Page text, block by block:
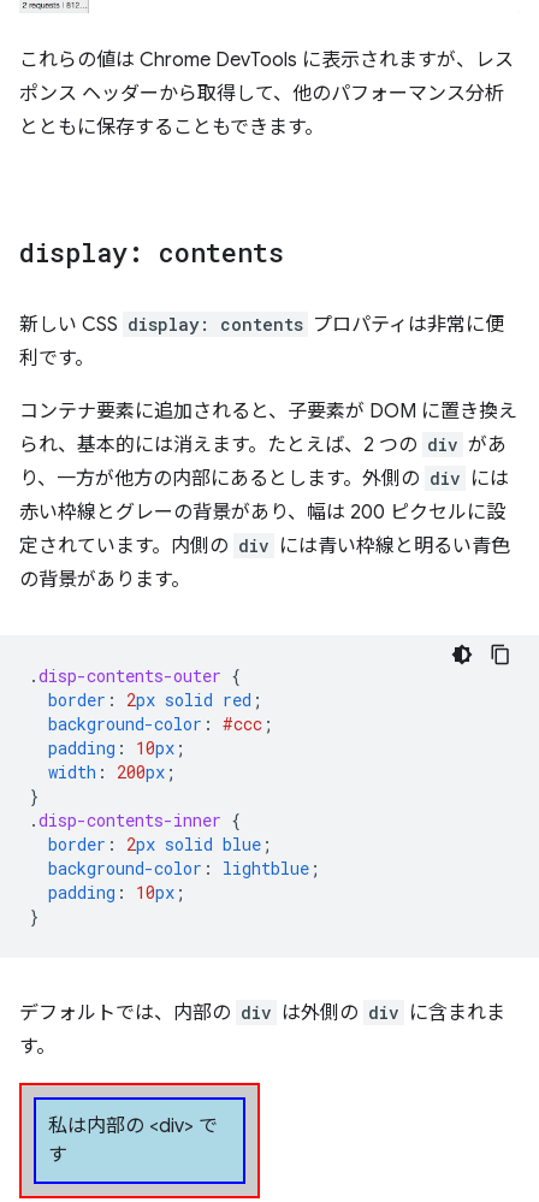
これらの値は Chrome DevTools に表示されますが、レス
ポンス ヘッダーから取得して、他のパフォーマンス分析
とともに保存することもできます。
display: contents
新しい CSS display: contents プロパティは非常に便
利です。
コンテナ要素に追加されると、子要素が DOM に置き換え
られ、基本的には消えます。たとえば、2 つの div があ
り、一方が他方の内部にあるとします。外側の div には
赤い枠線とグレーの背景があり、幅は 200 ピクセルに設
定されています。内側の div には青い枠線と明るい青色
の背景があります。
.disp-contents-outer {
border : 2px solid red ;
background-color : #ccc ;
padding : 10px ;
width : 200px ;
}
.disp-contents-inner {
border : 2px solid blue ;
background-color : lightblue ;
padding : 10px ;
}
デフォルトでは、内部の div は外側の div に含まれま
す。
私は内部の <div> で
す